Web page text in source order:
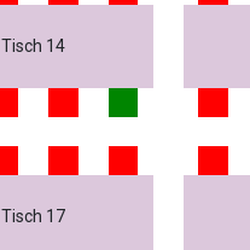
Tisch 14
Tisch 17